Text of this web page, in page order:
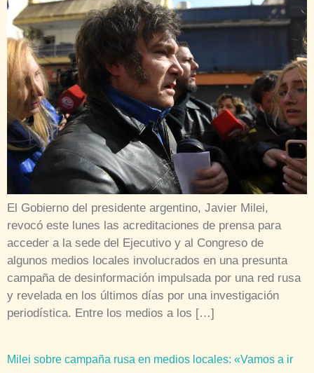
El Gobierno del presidente argentino, Javier Milei,
revocó este lunes las acreditaciones de prensa para
acceder a la sede del Ejecutivo y al Congreso de
algunos medios locales involucrados en una presunta
campaña de desinformación impulsada por una red rusa
y revelada en los últimos días por una investigación
periodística. Entre los medios a los […]
Milei sobre campaña rusa en medios locales: «Vamos a ir